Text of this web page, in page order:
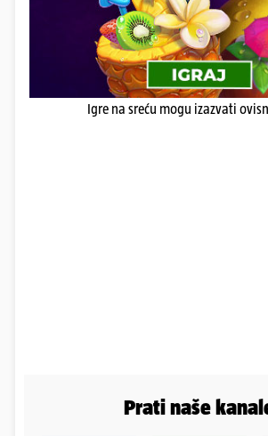
Igre na sreću mogu izazvati
Prati naše